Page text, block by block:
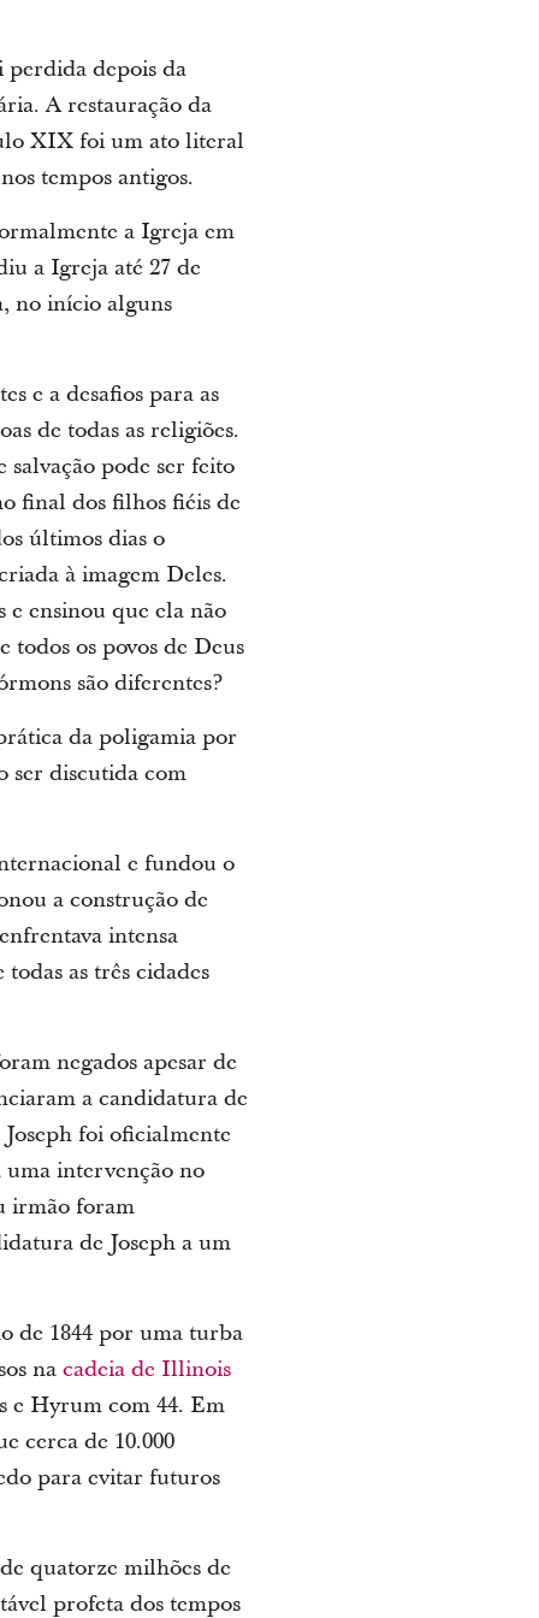
perdida depois da
A restauração da
XIX foi um ato literal
tempos antigos.
a Igreja em
a Igreja até 27 de
no início alguns
e a desafios para as
de todas as religiões.
salvação pode ser feito
final dos filhos fiéis de
últimos dias o
à imagem Deles.
e ensinou que ela não
todos os povos de Deus
são diferentes?
da poligamia por
ser discutida com
e fundou o
a construção de
intensa
as três cidades
negados apesar de
a candidatura de
foi oficialmente
intervenção no
irmão foram
de Joseph a um
de 1844 por uma turba
na cadeia de Illinois
e Hyrum com 44. Em
cerca de 10.000
para evitar futuros
quatorze milhões de
profeta dos tempos